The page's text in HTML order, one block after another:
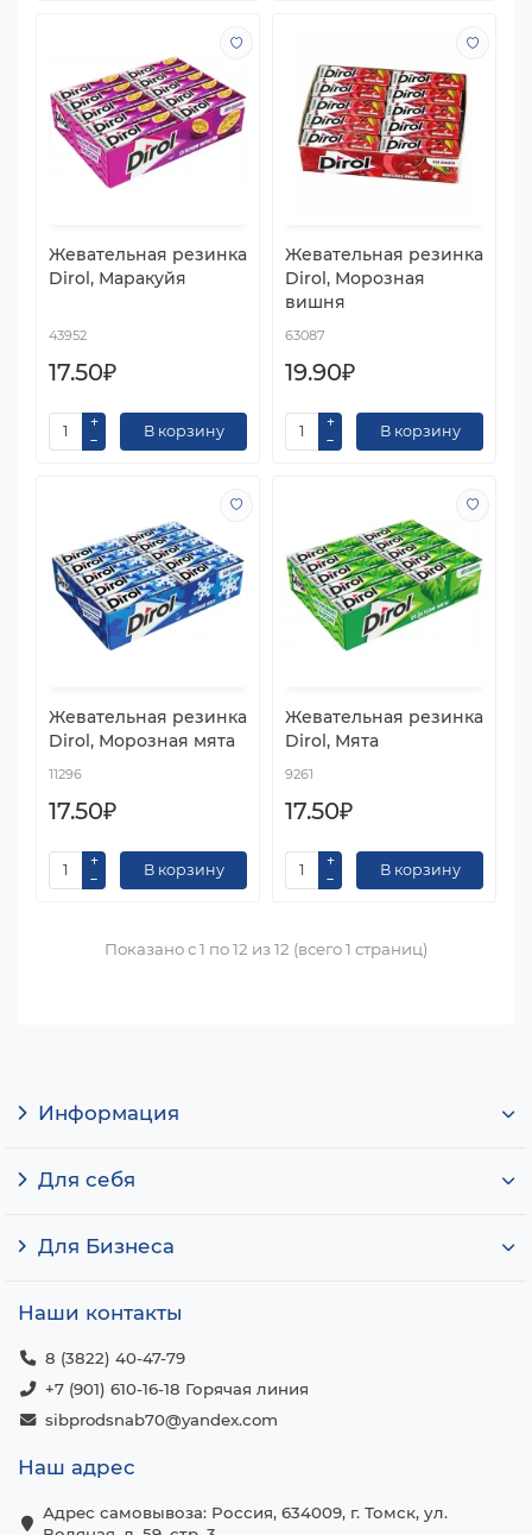
Жевательная резинка
Dirol, Маракуйя
43952
17.50₽
В корзину
Жевательная резинка
Dirol, Морозная
вишня
63087
19.90₽
В корзину
Жевательная резинка
Dirol, Морозная мята
11296
17.50₽
В корзину
Жевательная резинка
Dirol, Мята
9261
17.50₽
В корзину
Показано с 1 по 12 из 12 (всего 1 страниц)
Информация
Для себя
Для Бизнеса
Наши контакты
8 (3822) 40-47-79
+7 (901) 610-16-18 Горячая линия
sibprodsnab70@yandex.com
Наш адрес
Адрес самовывоза: Россия, 634009, г. Томск, ул.